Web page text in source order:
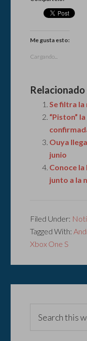
Me gusta esto:
Cargando...
Relacionado
Se filtra la
“Piston”
Ouya
junio
Conoce
junto a la
Filed Under:
Tagged With:
Xbox One S